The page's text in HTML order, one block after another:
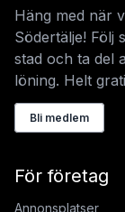
Häng med när
Södertälje! Följ
stad och ta del
löning. Helt
Bli medlem
För företag
Annonsplatser